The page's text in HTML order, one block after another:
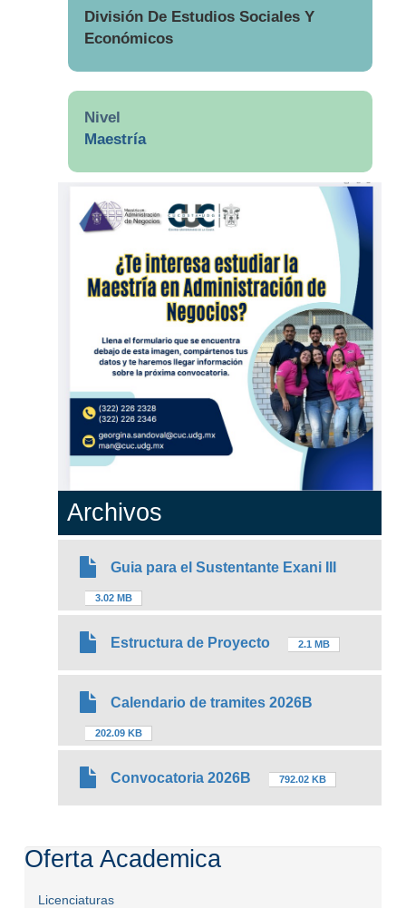
División De Estudios Sociales Y
Económicos
Nivel
Maestría
Archivos
Guia para el Sustentante Exani III
3.02 MB
Estructura de Proyecto 2.1 MB
Calendario de tramites 2026B
202.09 KB
Convocatoria 2026B 792.02 KB
Oferta Academica
Licenciaturas